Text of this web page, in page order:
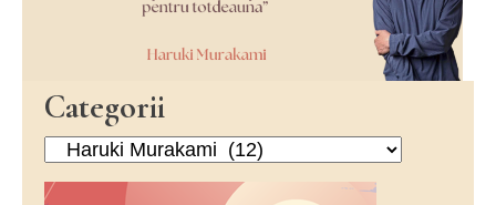
Categorii
Categorii